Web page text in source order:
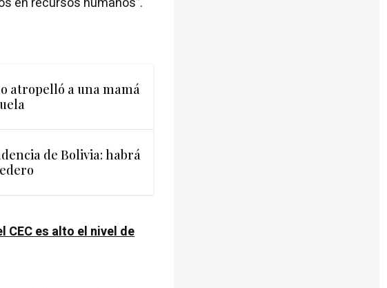
atropelló a una mamá
de Bolivia: habrá
CEC es alto el nivel de